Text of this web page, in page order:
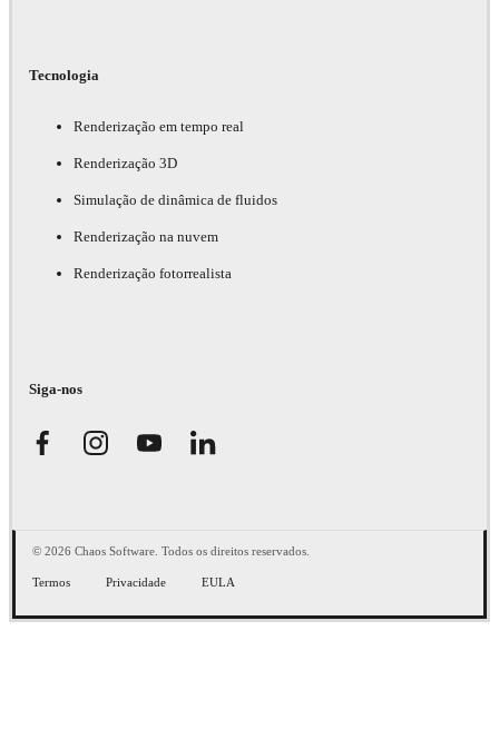
Tecnologia
Renderização em tempo real
Renderização 3D
Simulação de dinâmica de fluidos
Renderização na nuvem
Renderização fotorrealista
Siga-nos
© 2026 Chaos Software. Todos os direitos reservados.
Termos Privacidade EULA